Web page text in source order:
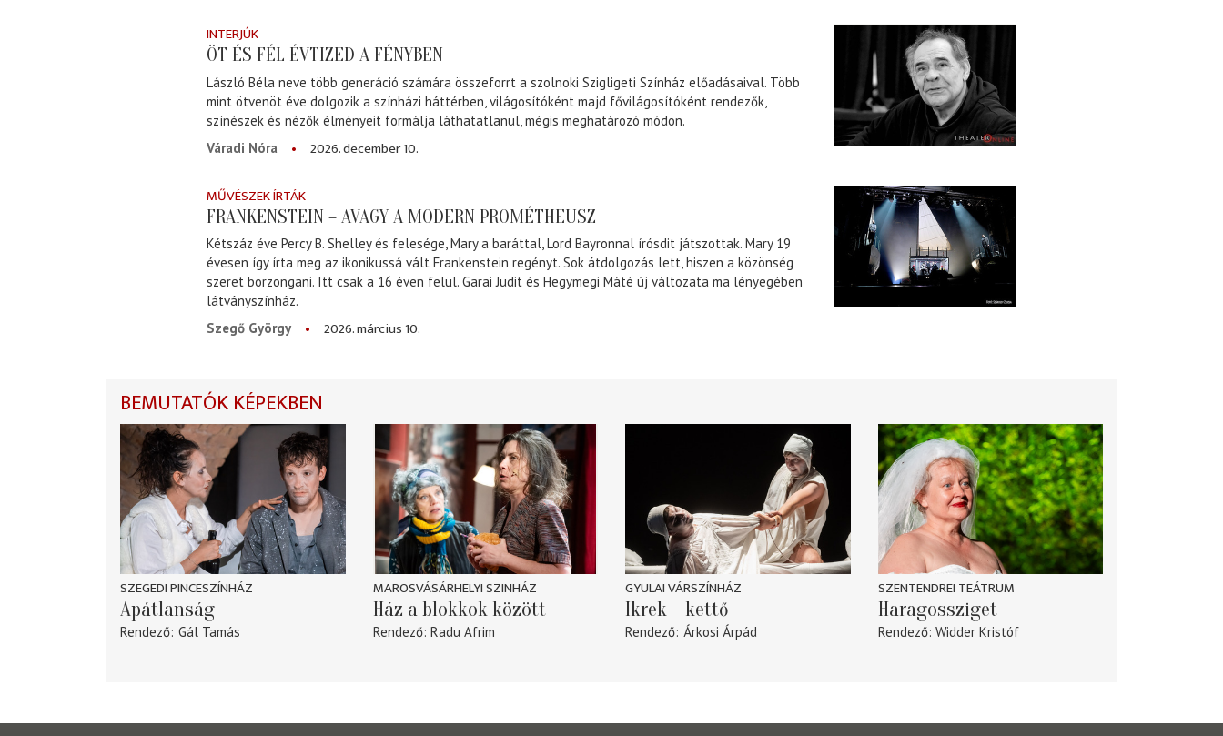
INTERJÚK
ÖT ÉS FÉL ÉVTIZED A FÉNYBEN
László Béla neve több generáció számára összeforrt a szolnoki Szigligeti Színház előadásaival. Több
mint ötvenöt éve dolgozik a színházi háttérben, világosítóként majd fővilágosítóként rendezők,
színészek és nézők élményeit formálja láthatatlanul, mégis meghatározó módon.
Váradi Nóra
2026. december 10.
MŰVÉSZEK ÍRTÁK
FRANKENSTEIN – AVAGY A MODERN PROMÉTHEUSZ
Kétszáz éve Percy B. Shelley és felesége, Mary a baráttal, Lord Bayronnal írósdit játszottak. Mary 19
évesen így írta meg az ikonikussá vált Frankenstein regényt. Sok átdolgozás lett, hiszen a közönség
szeret borzongani. Itt csak a 16 éven felül. Garai Judit és Hegymegi Máté új változata ma lényegében
látványszínház.
Szegő György
2026. március 10.
BEMUTATÓK KÉPEKBEN
SZEGEDI PINCESZÍNHÁZ
Apátlanság
Rendező Gál Tamás
MAROSVÁSÁRHELYI SZINHÁZ
Ház a blokkok között
Rendező Radu Afrim
GYULAI VÁRSZÍNHÁZ
Ikrek – kettő
Rendező Árkosi Árpád
SZENTENDREI TEÁTRUM
Haragossziget
Rendező Widder Kristóf